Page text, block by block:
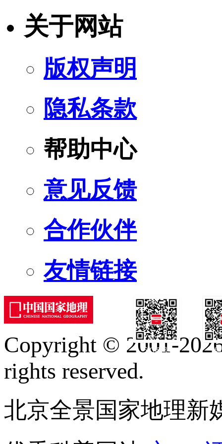
关于网站
版权声明
隐私条款
帮助中心
意见反馈
合作伙伴
友情链接
订阅号
Copyright © 2001-
rights reserved.
北京全景国家地理新